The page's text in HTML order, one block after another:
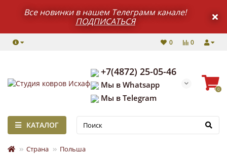
Все новинки в нашем Телеграмм канале!
ПОДПИСАТЬСЯ
0
0
+7(4872) 25-05-46
Мы в Whatsapp
Мы в Telegram
0
КАТАЛОГ
Страна Польша